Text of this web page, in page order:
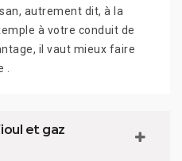
autrement dit, à la
à votre conduit de
il vaut mieux faire
et gaz